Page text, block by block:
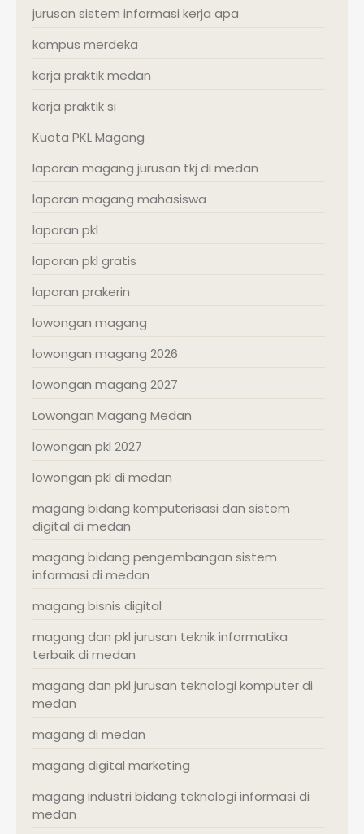
jurusan sistem informasi kerja apa
kampus merdeka
kerja praktik medan
kerja praktik si
Kuota PKL Magang
laporan magang jurusan tkj di medan
laporan magang mahasiswa
laporan pkl
laporan pkl gratis
laporan prakerin
lowongan magang
lowongan magang 2026
lowongan magang 2027
Lowongan Magang Medan
lowongan pkl 2027
lowongan pkl di medan
magang bidang komputerisasi dan sistem
digital di medan
magang bidang pengembangan sistem
informasi di medan
magang bisnis digital
magang dan pkl jurusan teknik informatika
terbaik di medan
magang dan pkl jurusan teknologi komputer di
medan
magang di medan
magang digital marketing
magang industri bidang teknologi informasi di
medan